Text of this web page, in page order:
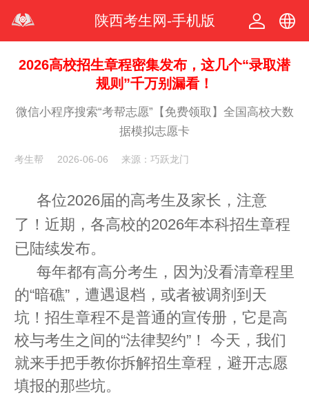
陕西考生网-手机版
中文
2026高校招生章程密集发布，这几个“录取潜
规则”千万别漏看！
微信小程序搜索“考帮志愿”【免费领取】全国高校大数
据模拟志愿卡
考生帮 2026-06-06 来源：巧跃龙门
各位2026届的高考生及家长，注意
了！近期，各高校的2026年本科招生章程
已陆续发布。
每年都有高分考生，因为没看清章程里
的“暗礁”，遭遇退档，或者被调剂到天
坑！招生章程不是普通的宣传册，它是高
校与考生之间的“法律契约”！ 今天，我们
就来手把手教你拆解招生章程，避开志愿
填报的那些坑。